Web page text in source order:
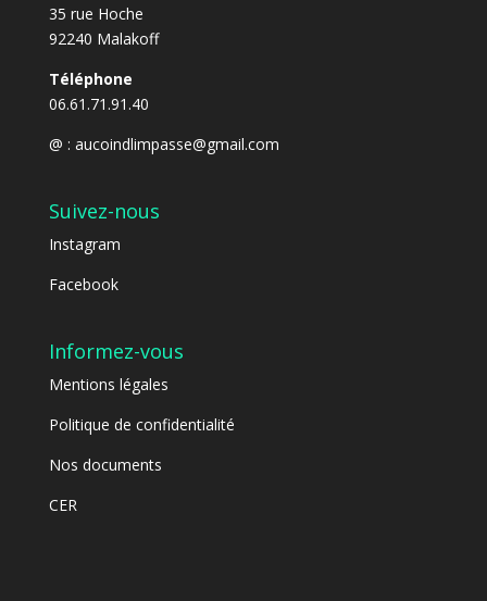
35 rue Hoche
92240 Malakoff
Téléphone
06.61.71.91.40
@ : aucoindlimpasse@gmail.com
Suivez-nous
Instagram
Facebook
Informez-vous
Mentions légales
Politique de confidentialité
Nos documents
CER